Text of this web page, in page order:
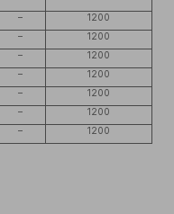
–
1200
–
1200
–
1200
–
1200
–
1200
–
1200
– 1200